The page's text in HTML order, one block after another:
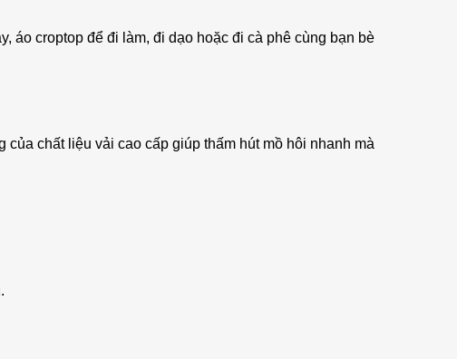
áo croptop để đi làm, đi dạo hoặc đi cà phê cùng bạn bè
chất liệu vải cao cấp giúp thấm hút mồ hôi nhanh mà